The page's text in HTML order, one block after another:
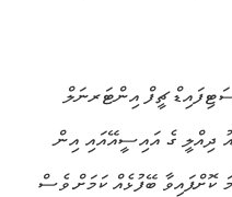
ޗީފް އިންޓަރނަލް
ދިއްލީ ގެ އައިސީއޭއައި އިން
ކޮށްފައިވާ ބޭފުޅެއް ކަމަށް ވެސް